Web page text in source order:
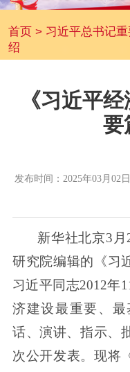
首页> 习近平总书记
绍
《习近平
要
发布时间：2025年03月02
新华社北京3月
研究院编辑的《习
习近平同志2012年
济建设最重要、
话、演讲、指示、
次公开发表。现将